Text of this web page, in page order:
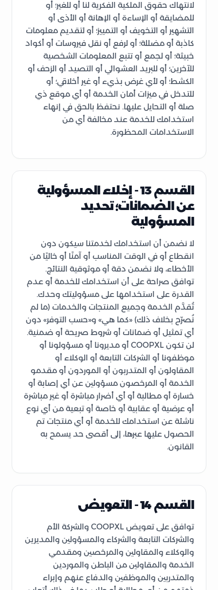
لانتهاك حقوق الملكية الفكرية لنا أو للغير؛ أو
للمضايقة أو الإساءة أو الإهانة أو الأذى أو
التشهير أو التخويف أو التمييز؛ أو لتقديم معلومات
كاذبة أو مضللة؛ أو لرفع أو نقل فيروسات أو أكواد
خبيثة؛ أو لجمع أو تتبع المعلومات الشخصية
للآخرين؛ أو للبريد العشوائي أو التصيد أو الزحف أو
الكشط؛ أو لأي غرض بذيء أو غير أخلاقي؛ أو
للتدخل في ميزات أمان الخدمة أو أي موقع ذي
صلة أو التحايل عليها. نحتفظ بالحق في إنهاء
استخدامك للخدمة عند مخالفة أي من
الاستخدامات المحظورة.
القسم 13 - إخلاء المسؤولية
عن الضمانات؛ تحديد
المسؤولية
لا نضمن أن استخدامك لخدمتنا سيكون دون
انقطاع أو في الوقت المناسب أو آمنًا أو خاليًا من
الأخطاء، ولا نضمن دقة أو موثوقية النتائج.
توافق صراحة على أن استخدامك للخدمة أو عدم
القدرة على استخدامها على مسؤوليتك وحدك.
تُقدَّم الخدمة وجميع المنتجات والخدمات (ما لم
نُصرّح بخلاف ذلك) «كما هي» و«حسب التوفر» دون
أي تمثيل أو ضمانات أو شروط صريحة أو ضمنية.
لن تكون COOPXL أو مديرونا أو مسؤولونا أو
موظفونا أو الشركات التابعة أو الوكلاء أو
المقاولون أو المتدربون أو الموردون أو مقدمو
الخدمة أو المرخصون مسؤولين عن أي إصابة أو
خسارة أو مطالبة أو أي أضرار مباشرة أو غير مباشرة
أو عرضية أو عقابية أو خاصة أو تبعية من أي نوع
ناشئة عن استخدامك للخدمة أو أي منتجات تم
الحصول عليها عبرها، إلى أقصى حد يسمح به
القانون.
القسم 14 - التعويض
توافق على تعويض COOPXL والشركة الأم
والشركات التابعة والشركاء والمسؤولين والمديرين
والوكلاء والمقاولين والمرخصين ومقدمي
الخدمة والمقاولين من الباطن والموردين
والمتدربين والموظفين والدفاع عنهم وإبراء